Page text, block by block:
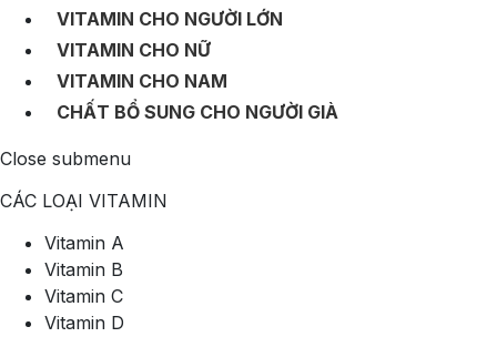
VITAMIN CHO NGƯỜI LỚN
VITAMIN CHO NỮ
VITAMIN CHO NAM
CHẤT BỔ SUNG CHO NGƯỜI GIÀ
Close submenu
CÁC LOẠI VITAMIN
Vitamin A
Vitamin B
Vitamin C
Vitamin D